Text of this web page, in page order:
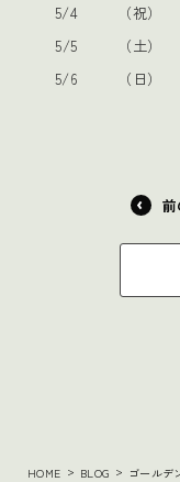
5/4
（祝）
5/5
（土）
5/6
（日）
HOME BLOG ゴールデ